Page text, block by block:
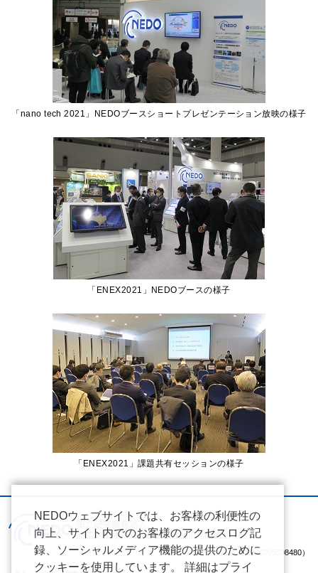
「nano tech 2021」NEDOブースショートプレゼンテーション放映の様子
「ENEX2021」NEDOブースの様子
「ENEX2021」課題共有セッションの様子
（法人番号 2020005008480）
NEDOウェブサイトでは、お客様の利便性の
向上、サイト内でのお客様のアクセスログ記
録、ソーシャルメディア機能の提供のために
クッキーを使用しています。 詳細はプライ